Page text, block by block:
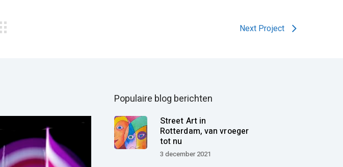
Next Project
Populaire blog berichten
Street Art in
Rotterdam, van vroeger
tot nu
3 december 2021